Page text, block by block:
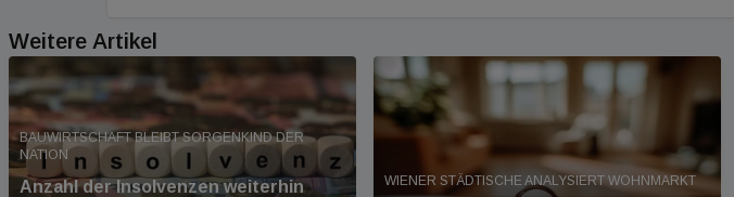
Weitere Artikel
BAUWIRTSCHAFT BLEIBT SORGENKIND DER
NATION
Anzahl der Insolvenzen weiterhin
WIENER STÄDTISCHE ANALYSIERT WOHNMARKT